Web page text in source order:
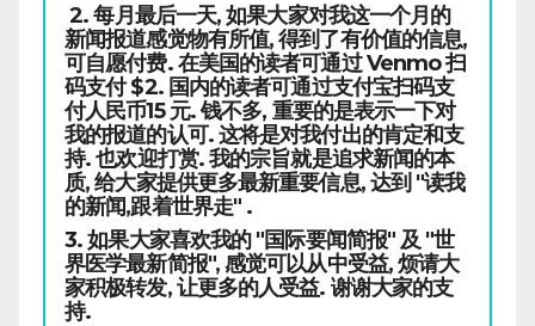
2. 每月最后一天, 如果大家对我这一个月的
新闻报道感觉物有所值, 得到了有价值的信息,
可自愿付费. 在美国的读者可通过 Venmo 扫
码支付 $2. 国内的读者可通过支付宝扫码支
付人民币15 元. 钱不多, 重要的是表示一下对
我的报道的认可. 这将是对我付出的肯定和支
持. 也欢迎打赏. 我的宗旨就是追求新闻的本
质, 给大家提供更多最新重要信息, 达到 "读我
的新闻,跟着世界走" .
3. 如果大家喜欢我的 "国际要闻简报" 及 "世
界医学最新简报", 感觉可以从中受益, 烦请大
家积极转发, 让更多的人受益. 谢谢大家的支
持.